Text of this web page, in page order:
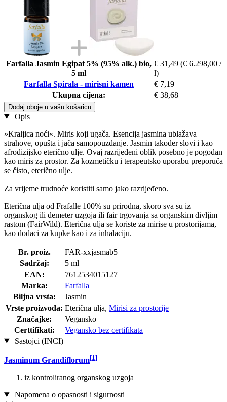
Farfalla Jasmin Egipat 5% (95% alk.) bio,
5 ml
€ 31,49 (€ 6.298,00 /
l)
Farfalla Spirala - mirisni kamen
€ 7,19
Ukupna cijena:
€ 38,68
Dodaj oboje u vašu košaricu
Opis
»Kraljica noći«. Miris koji ugača. Esencija jasmina ublažava
strahove, opušta i jača samopouzdanje. Jasmin također slovi i kao
afrodizijsko eterično ulje. Ovaj razrijeđeni oblik posebno je pogodan
kao miris za prostor. Za kozmetičku i terapeutsko uporabu preporuča
se čisto, eterično ulje.
Za vrijeme trudnoće koristiti samo jako razrijeđeno.
Eterična ulja od Frafalle 100% su prirodna, skoro sva su iz
organskog ili demeter uzgoja ili fair trgovanja sa organskim divljim
rastom (FairWild). Eterična ulja se koriste za mirise u prostorijama,
kao dodaci za kupke kao i za inhalaciju.
Br. proiz.
FAR-xxjasmab5
Sadržaj:
5 ml
EAN:
7612534015127
Marka:
Farfalla
Biljna vrsta:
Jasmin
Vrste proizvoda: Eterična ulja, Mirisi za prostorije
Značajke:
Vegansko
Certtifikati:
Vegansko bez certifikata
Sastojci (INCI)
Jasminum Grandiflorum[1]
iz kontroliranog organskog uzgoja
Napomena o opasnosti i sigurnosti